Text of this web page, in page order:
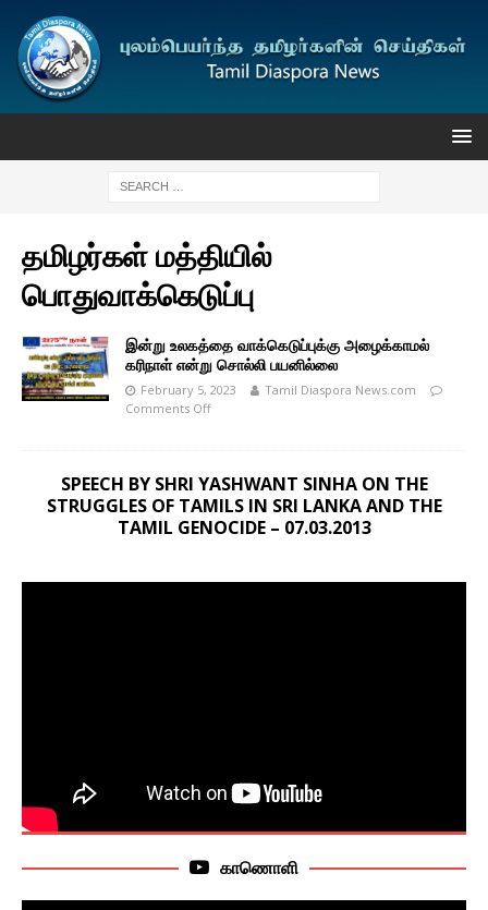
தமிழர்கள் மத்தியில்
பொதுவாக்கெடுப்பு
இன்று உலகத்தை வாக்கெடுப்புக்கு அழைக்காமல்
கரிநாள் என்று சொல்லி பயனில்லை
February 5, 2023
Tamil Diaspora News.com
Comments Off
SPEECH BY SHRI YASHWANT SINHA ON THE
STRUGGLES OF TAMILS IN SRI LANKA AND THE
TAMIL GENOCIDE – 07.03.2013
காணொளி